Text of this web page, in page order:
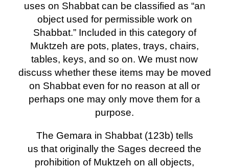
uses on Shabbat can be classified as “an
object used for permissible work on
Shabbat.” Included in this category of
Muktzeh are pots, plates, trays, chairs,
tables, keys, and so on. We must now
discuss whether these items may be moved
on Shabbat even for no reason at all or
perhaps one may only move them for a
purpose.
The Gemara in Shabbat (123b) tells
us that originally the Sages decreed the
prohibition of Muktzeh on all objects,